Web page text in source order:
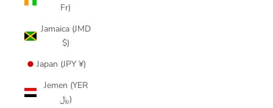
Fr)
Jamaica (JMD
$)
Japan (JPY ¥)
Jemen (YER
﷼)